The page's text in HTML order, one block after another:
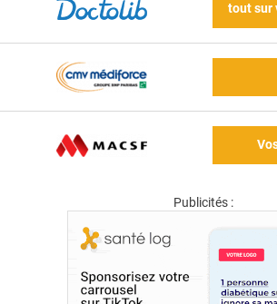
tout sur
Publicités :